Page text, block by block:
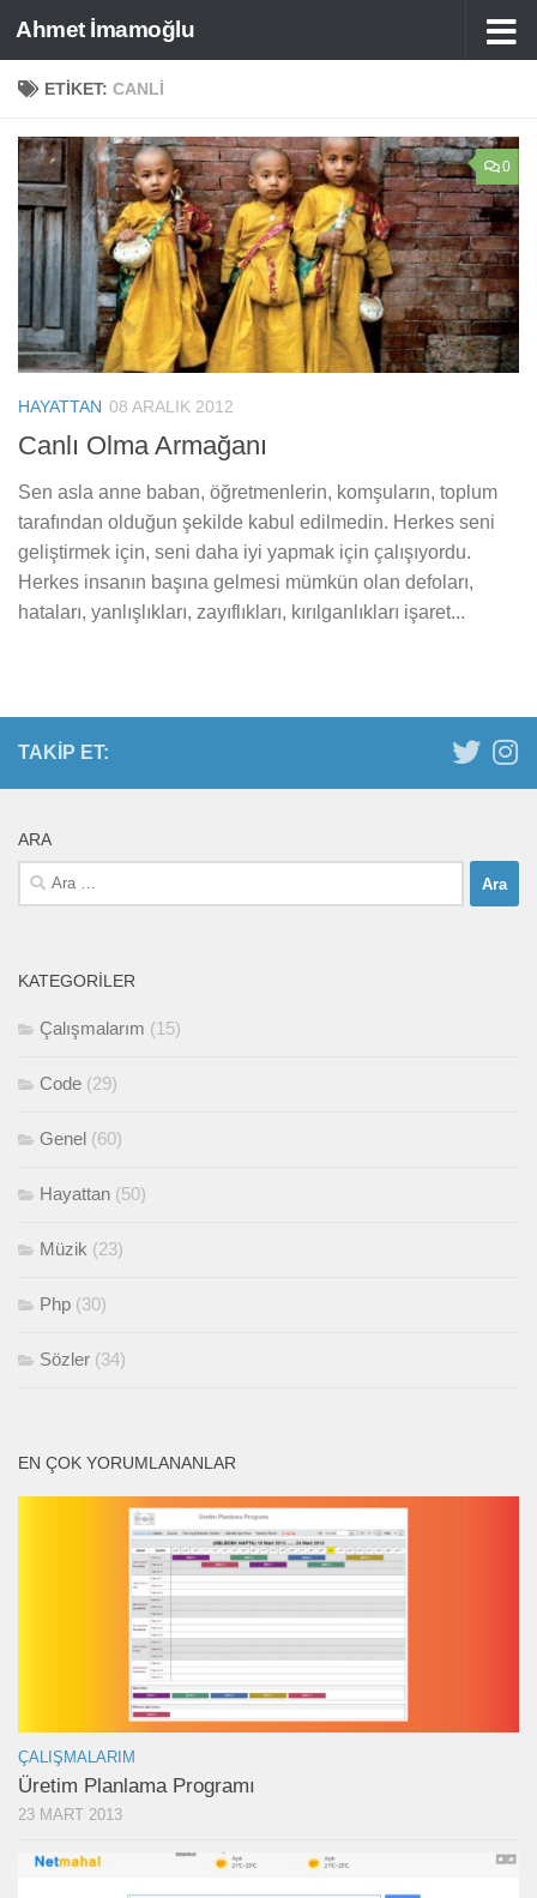
Skip to content
Ahmet İmamoğlu
ETIKET: CANLI
0
HAYATTAN 08 ARALIK 2012
Canlı Olma Armağanı
Sen asla anne baban, öğretmenlerin, komşuların, toplum
tarafından olduğun şekilde kabul edilmedin. Herkes seni
geliştirmek için, seni daha iyi yapmak için çalışıyordu.
Herkes insanın başına gelmesi mümkün olan defoları,
hataları, yanlışlıkları, zayıflıkları, kırılganlıkları işaret...
TAKIP ET:
ARA
Arama:
KATEGORILER
Çalışmalarım (15)
Code (29)
Genel (60)
Hayattan (50)
Müzik (23)
Php (30)
Sözler (34)
EN ÇOK YORUMLANANLAR
ÇALIŞMALARIM
Üretim Planlama Programı
23 MART 2013